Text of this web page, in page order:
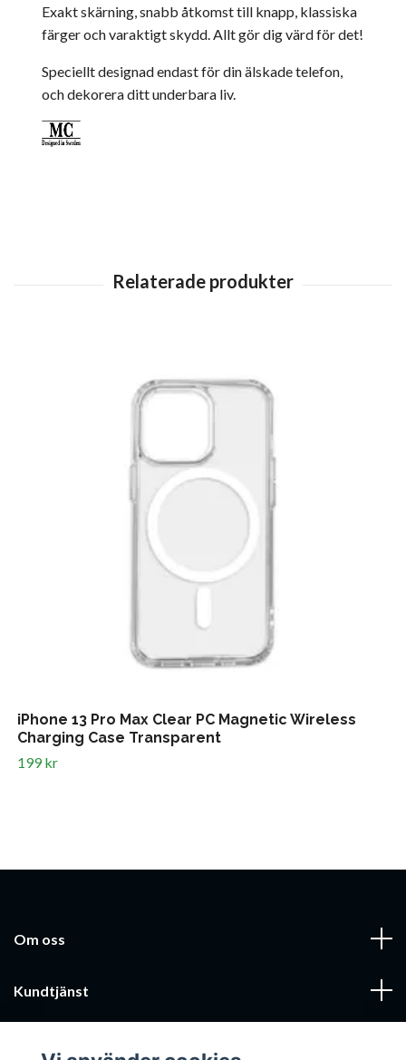
Exakt skärning, snabb åtkomst till knapp, klassiska
färger och varaktigt skydd. Allt gör dig värd för det!
Speciellt designad endast för din älskade telefon,
och dekorera ditt underbara liv.
iPhone 13 Pro Max Clear PC Magnetic Wireless
Charging Case Transparent
199 kr
Om oss
Kundtjänst